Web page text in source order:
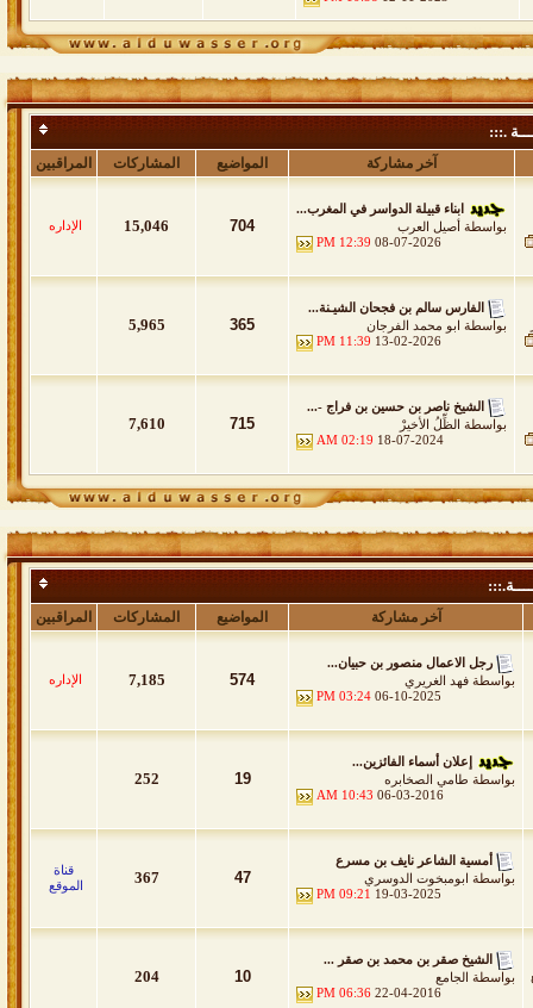
.:::
آخر مشاركة المواضيع المشاركات المراقبين
ابناء قبيلة الدواسر في المغرب...
بواسطة أصيل العرب
08-07-2026
12:39 PM
704
15,046 الإداره
الفارس سالم بن فجحان الشيـنة...
بواسطة ابو محمد الفرجان
13-02-2026
11:39 PM
365
5,965
الشيخ ناصر بن حسين بن فراج -...
بواسطة الظِّلُ الأخيرْ
18-07-2024
02:19 AM
715
7,610
آخر مشاركة المواضيع المشاركات المراقبين
خاص باللقاءات والمواضيع الخاصة والتغطيات بموقع الدواسر الرسمي والتي
رجل الاعمال منصور بن حبيان...
بواسطة فهد الغريري
06-10-2025
03:24 PM
574
7,185 الإداره
إعلان أسماء الفائزين...
بواسطة طامي الصخابره
06-03-2016
10:43 AM
19
252
أمسية الشاعر نايف بن مسرع
بواسطة ابومبخوت الدوسري
19-03-2025
09:21 PM
47
367
قناة
الموقع
الشيخ صقر بن محمد بن صقر ...
بواسطة الجامع
22-04-2016
06:36 PM
10
204